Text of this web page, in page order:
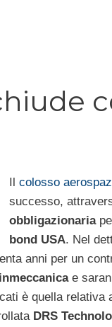
Il colosso
successo,
obbligazionaria
bond USA. Nel
anni per un
e
è quella relativa
DRS